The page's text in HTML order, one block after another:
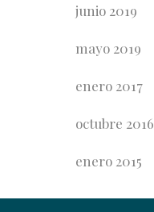
junio 2019
mayo 2019
enero 2017
octubre 2016
enero 2015